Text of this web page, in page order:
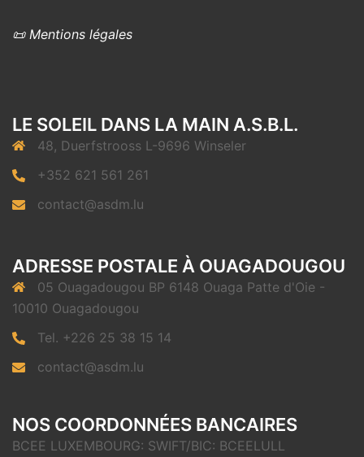
📜 Mentions légales
LE SOLEIL DANS LA MAIN A.S.B.L.
48, Duerfstrooss L-9696 Winseler
+352 621 561 261
contact@asdm.lu
ADRESSE POSTALE À OUAGADOUGOU
05 Ouagadougou BP 6148 Ouaga Patte d'Oie -
10010 Ouagadougou
Tel. +226 25 38 15 14
contact@asdm.lu
NOS COORDONNÉES BANCAIRES
BCEE LUXEMBOURG: SWIFT/BIC: BCEELULL